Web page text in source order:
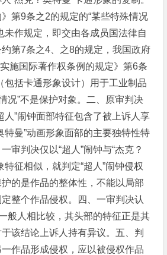
第9条之2的规定的“某些特殊情况
未作规定，即交由各成员国法律自
第7条之4、之8的规定，我国政府
施国际著作权条例的规定》第6条
包括卡通形象设计）用于工业制品
况”不是保护对象。二、原审判决
人”闹钟面部特征包含了被上诉人享
特曼”动画形象面部的主要独特性特
审判决仅以“超人”闹钟与“杰克？
特征相似，就判定“超人”闹钟侵权
的是作品的整体性，不能以局部
整个作品侵权。四、一审判决认
般人相比较，其头部的特征正是其
该结论上诉人持有异议。五、判
作品形成侵权，应以被侵权作品